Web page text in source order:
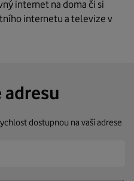
internet na doma či si
internetu a televize v
adresu
dostupnou na vaší adrese